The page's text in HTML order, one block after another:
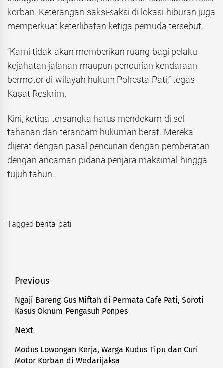
korban. Keterangan saksi-saksi di lokasi hiburan juga
memperkuat keterlibatan ketiga pemuda tersebut.
“Kami tidak akan memberikan ruang bagi pelaku
kejahatan jalanan maupun pencurian kendaraan
bermotor di wilayah hukum Polresta Pati,” tegas
Kasat Reskrim.
Kini, ketiga tersangka harus mendekam di sel
tahanan dan terancam hukuman berat. Mereka
dijerat dengan pasal pencurian dengan pemberatan
dengan ancaman pidana penjara maksimal hingga
tujuh tahun.
Tagged berita pati
Navigasi
pos
Previous
Previous
post:
Ngaji Bareng Gus Miftah di Permata Cafe Pati, Soroti
Kasus Oknum Pengasuh Ponpes
Next
Next
post:
Modus Lowongan Kerja, Warga Kudus Tipu dan Curi
Motor Korban di Wedarijaksa